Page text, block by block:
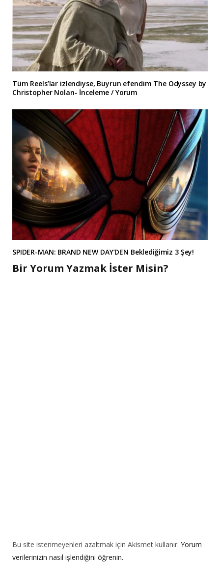
Tüm Reels’lar izlendiyse, Buyrun efendim The Odyssey by
Christopher Nolan- İnceleme / Yorum
SPIDER-MAN: BRAND NEW DAY’DEN Beklediğimiz 3 Şey!
Bir Yorum Yazmak İster Misin?
Bu site istenmeyenleri azaltmak için Akismet kullanır. Yorum
verilerinizin nasıl işlendiğini öğrenin.